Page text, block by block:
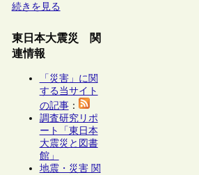
続きを見る
東日本大震災 関
連情報
「災害」に関
する当サイト
の記事：
調査研究リポ
ート「東日本
大震災と図書
館」
地震・災害 関